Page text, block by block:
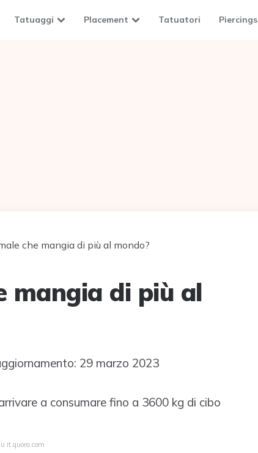
Tatuaggi Placement Tatuatori Piercings
che mangia di più al mondo?
mangia di più al
29 marzo 2023
a consumare fino a 3600 kg di cibo
it.quora.com